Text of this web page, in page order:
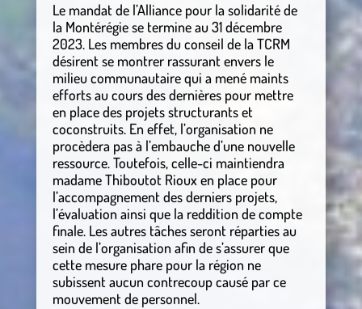
Le mandat de l’Alliance pour la solidarité de
la Montérégie se termine au 31 décembre
2023. Les membres du conseil de la TCRM
désirent se montrer rassurant envers le
milieu communautaire qui a mené maints
efforts au cours des dernières pour mettre
en place des projets structurants et
coconstruits. En effet, l’organisation ne
procèdera pas à l’embauche d’une nouvelle
ressource. Toutefois, celle-ci maintiendra
madame Thiboutot Rioux en place pour
l’accompagnement des derniers projets,
l’évaluation ainsi que la reddition de compte
finale. Les autres tâches seront réparties au
sein de l’organisation afin de s’assurer que
cette mesure phare pour la région ne
subissent aucun contrecoup causé par ce
mouvement de personnel.